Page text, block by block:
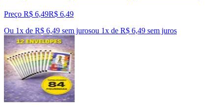
Preço R$ 6,49R$ 6,49
Ou 1x de R$ 6,49 sem jurosou 1x de R$ 6,49 sem juros